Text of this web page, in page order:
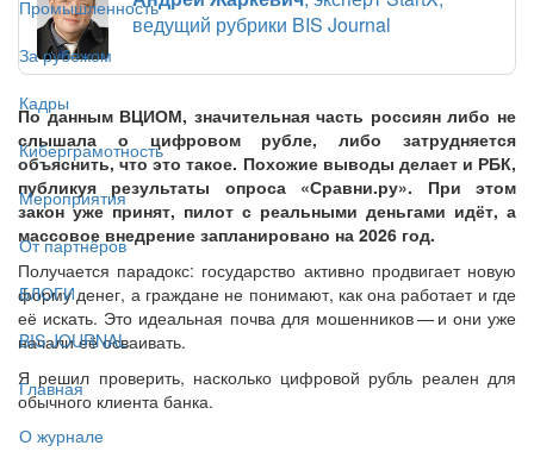
Промышленность
За рубежом
Кадры
Киберграмотность
Мероприятия
От партнёров
БЛОГИ
BIS JOURNAL
Главная
О журнале
ведущий рубрики BIS Journal
По данным ВЦИОМ, значительная часть россиян либо не
слышала о цифровом рубле, либо затрудняется
объяснить, что это такое. Похожие выводы делает и РБК,
публикуя результаты опроса «Сравни.ру». При этом
закон уже принят, пилот с реальными деньгами идёт, а
массовое внедрение запланировано на 2026 год.
Получается парадокс: государство активно продвигает новую
форму денег, а граждане не понимают, как она работает и где
её искать. Это идеальная почва для мошенников — ​и они уже
начали её осваивать.
Я решил проверить, насколько цифровой рубль реален для
обычного клиента банка.